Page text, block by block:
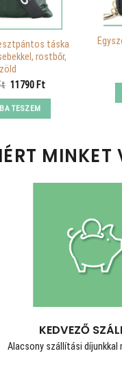
táska
rostbőr,
zöld
Original
was:
12790 Ft.
11790 FtCurrent
TESZEM
MINKET
KEDVEZŐ
Alacsony szállítási díjunkkal